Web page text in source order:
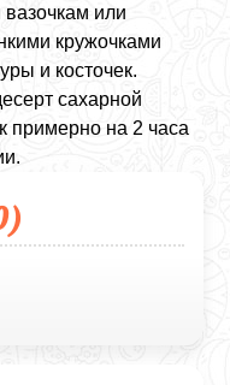
или
кружочками
и косточек.
сахарной
примерно на 2 часа
)